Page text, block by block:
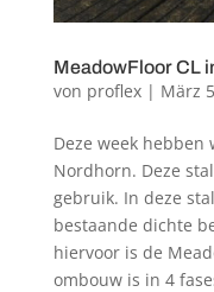
MeadowFloor CL
von proflex| März
Deze week
Nordhorn. Deze
gebruik. In deze
bestaande dichte
hiervoor is de
ombouw is in 4